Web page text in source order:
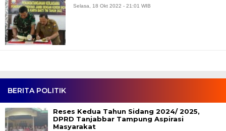
BERITA POLITIK
Reses Kedua Tahun Sidang 2024/ 2025,
DPRD Tanjabbar Tampung Aspirasi
Masyarakat
Selasa, 18 Okt 2022 - 21:01 WIB